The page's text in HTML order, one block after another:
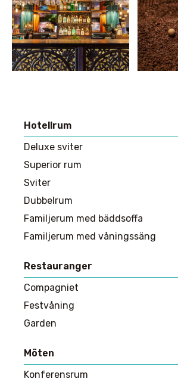
Huvudmeny
Hotellrum
Deluxe sviter
Superior rum
Sviter
Dubbelrum
Familjerum med bäddsoffa
Familjerum med våningssäng
Restauranger
Compagniet
Festvåning
Garden
Möten
Konferensrum